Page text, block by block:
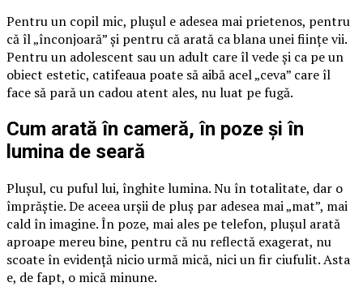
Pentru un copil mic, plușul e adesea mai prietenos, pentru
că îl „înconjoară” și pentru că arată ca blana unei ființe vii.
Pentru un adolescent sau un adult care îl vede și ca pe un
obiect estetic, catifeaua poate să aibă acel „ceva” care îl
face să pară un cadou atent ales, nu luat pe fugă.
Cum arată în cameră, în poze și în
lumina de seară
Plușul, cu puful lui, înghite lumina. Nu în totalitate, dar o
împrăștie. De aceea urșii de pluș par adesea mai „mat”, mai
cald în imagine. În poze, mai ales pe telefon, plușul arată
aproape mereu bine, pentru că nu reflectă exagerat, nu
scoate în evidență nicio urmă mică, nici un fir ciufulit. Asta
e, de fapt, o mică minune.